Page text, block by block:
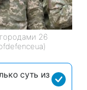
26
суть из